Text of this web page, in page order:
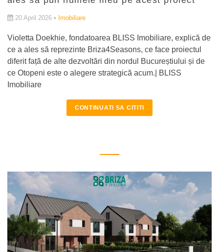
20 April 2026 • Imobiliare
Violetta Doekhie, fondatoarea BLISS Imobiliare, explică de
ce a ales să reprezinte Briza4Seasons, ce face proiectul
diferit față de alte dezvoltări din nordul Bucureștiului și de
ce Otopeni este o alegere strategică acum.| BLISS
Imobiliare
CONTINUATI SA CITITI